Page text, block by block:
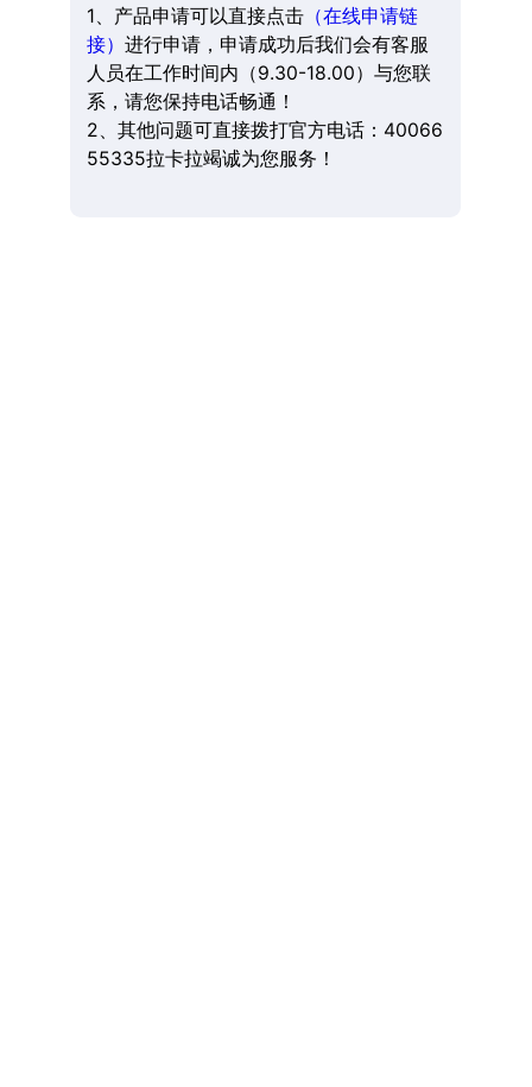
1、产品申请可以直接点击（在线申请链
接） 进行申请，申请成功后我们会有客服
人员在工作时间内（9.30-18.00）与您联
系，请您保持电话畅通！
2、其他问题可直接拨打官方电话：40066
55335拉卡拉竭诚为您服务！